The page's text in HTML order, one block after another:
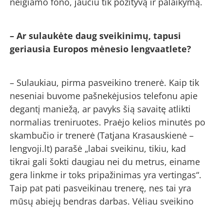
– Ar sulaukėte daug sveikinimų, tapusi
geriausia Europos mėnesio lengvaatlete?
– Sulaukiau, pirma pasveikino trenerė. Kaip tik
neseniai buvome pašnekėjusios telefonu apie
degantį maniežą, ar pavyks šią savaitę atlikti
normalias treniruotes. Praėjo kelios minutės po
skambučio ir trenerė (Tatjana Krasauskienė –
lengvoji.lt) parašė „labai sveikinu, tikiu, kad
tikrai gali šokti daugiau nei du metrus, einame
gera linkme ir toks pripažinimas yra vertingas“.
Taip pat pati pasveikinau trenerę, nes tai yra
mūsų abiejų bendras darbas. Vėliau sveikino